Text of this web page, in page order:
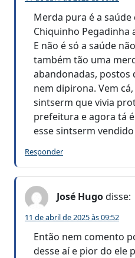
Merda pura é a
Chiquinho Pegadinha
E não é só a saúde
também tão uma
abandonadas, postos
nem dipirona. Vem
sintserm que vivia
prefeitura e agora tá
esse sintserm
Responder
José Hugodisse:
11 de abril de 2025 às 09:52
Então nem comento
desse aí e pior do ele